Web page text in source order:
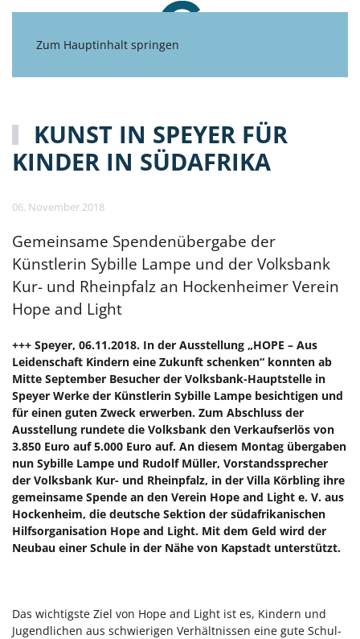
Zum Hauptinhalt springen
KUNST IN SPEYER FÜR
KINDER IN SÜDAFRIKA
06. November 2018
Gemeinsame Spendenübergabe der
Künstlerin Sybille Lampe und der Volksbank
Kur- und Rheinpfalz an Hockenheimer Verein
Hope and Light
+++ Speyer, 06.11.2018. In der Ausstellung „HOPE – Aus
Leidenschaft Kindern eine Zukunft schenken“ konnten ab
Mitte September Besucher der Volksbank-Hauptstelle in
Speyer Werke der Künstlerin Sybille Lampe besichtigen und
für einen guten Zweck erwerben. Zum Abschluss der
Ausstellung rundete die Volksbank den Verkaufserlös von
3.850 Euro auf 5.000 Euro auf. An diesem Montag übergaben
nun Sybille Lampe und Rudolf Müller, Vorstandssprecher
der Volksbank Kur- und Rheinpfalz, in der Villa Körbling ihre
gemeinsame Spende an den Verein Hope and Light e. V. aus
Hockenheim, die deutsche Sektion der südafrikanischen
Hilfsorganisation Hope and Light. Mit dem Geld wird der
Neubau einer Schule in der Nähe von Kapstadt unterstützt.
Das wichtigste Ziel von Hope and Light ist es, Kindern und
Jugendlichen aus schwierigen Verhältnissen eine gute Schul-